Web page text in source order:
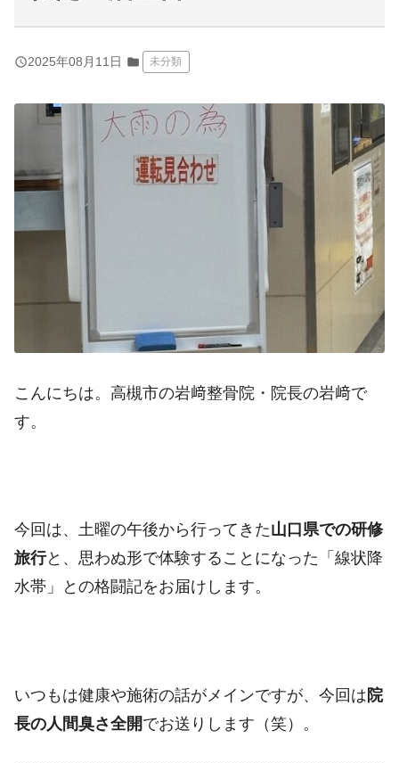
query_builder2025年08月11日 folder 未分類
こんにちは。高槻市の岩﨑整骨院・院長の岩﨑で
す。
今回は、土曜の午後から行ってきた山口県での研修
旅行と、思わぬ形で体験することになった「線状降
水帯」との格闘記をお届けします。
いつもは健康や施術の話がメインですが、今回は 院
長の人間臭さ全開でお送りします（笑）。